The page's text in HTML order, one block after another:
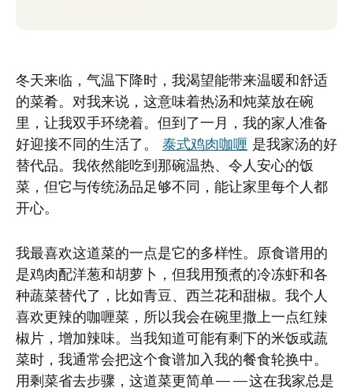
冬天来临，气温下降时，我渴望能带来温暖和舒适
的菜肴。对我来说，这意味着热汤和炖菜放在碗
里，让我双手环绕着。但到了一月，我的家人准备
好迎接不同的生活了。 泰式鸡肉咖喱 是我家汤的好
替代品。我依然能吃到那碗温热、令人安心的饭
菜，但它与传统汤品足够不同，能让家里每个人都
开心。
我最喜欢这道菜的一点是它的多样性。原食谱用的
是鸡肉配洋葱和胡萝卜，但我用预煮的冷冻虾和各
种蔬菜替代了，比如青豆、西兰花和甜椒。我个人
喜欢更辣的咖喱菜，所以我会在碗里撒上一点红辣
椒片，增加辣味。当我知道可能有剩下的米饭或蔬
菜时，我通常会把这个食谱加入我的餐食轮换中。
用剩菜省去步骤，这道菜更简单——这在我家总是